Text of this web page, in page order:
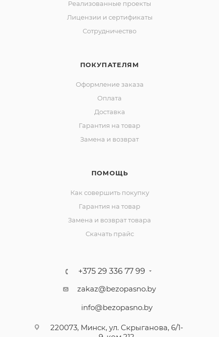
Реализованные проекты
Лицензии и сертификаты
Сотрудничество
ПОКУПАТЕЛЯМ
Оформление заказа
Оплата
Доставка
Гарантия на товар
Замена и возврат
ПОМОЩЬ
Как совершить покупку
Гарантия на товар
Замена и возврат товара
Скачать прайс
+375 29 336 77 99
zakaz@bezopasno.by
info@bezopasno.by
220073, Минск, ул. Скрыганова, 6/1-